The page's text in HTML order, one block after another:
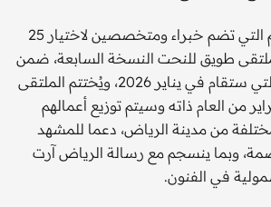
وتتولى لجنة التحكيم التي تضم خبراء ومتخصصين لاختيار 25
طويق للنحت النسخة السابعة، ضمن
تجربة النحت الحي التي ستقام في يناير 2026، ويُختتم الملتقى
من العام ذاته وسيتم توزيع أعمالهم
من مدينة الرياض، دعما للمشهد
وبما ينسجم مع رسالة الرياض آرت
في الفنون.